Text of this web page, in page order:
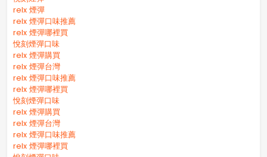
relx 煙彈
relx 煙彈口味推薦
relx 煙彈哪裡買
悅刻煙彈口味
relx 煙彈購買
relx 煙彈台灣
relx 煙彈口味推薦
relx 煙彈哪裡買
悅刻煙彈口味
relx 煙彈購買
relx 煙彈台灣
relx 煙彈口味推薦
relx 煙彈哪裡買